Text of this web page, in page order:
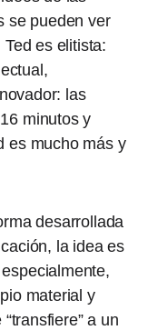
se pueden ver
es elitista:
las
minutos y
es mucho más y
desarrollada
la idea es
material y
a un